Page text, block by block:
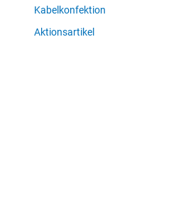
Kabelkonfektion
Aktionsartikel